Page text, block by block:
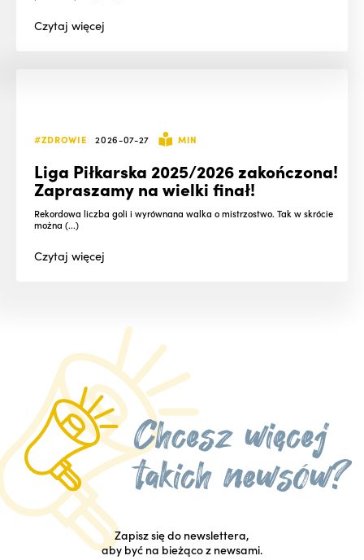
Czytajwięcej
#ZDROWIE 2026-07-27 MIN
Liga Piłkarska 2025/2026 zakończona!
Zapraszamy na wielki finał!
Rekordowa liczba goli i wyrównana walka o mistrzostwo. Tak w skrócie
można (...)
Czytajwięcej
Zapisz się do newslettera,
aby być na bieżąco z newsami.